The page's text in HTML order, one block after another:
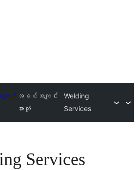
ျင်း အခင်းအကျင်း
အားလုံး
Welding
Services
Services